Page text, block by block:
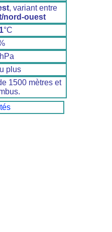
, variant entre
nord-ouest
°C
hPa
plus
1500 mètres et